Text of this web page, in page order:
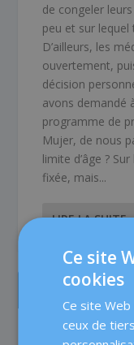
de congeler
peu et sur lequel
D’ailleurs, les
ouvertement,
décision
avons demandé
programme de
Mujer, de nous
limite d’âge ?
fixée, mais...
LIRE LA SUITE
LES PLUS LUS
La prise
Ce site
cookies
Ce site
ceux de